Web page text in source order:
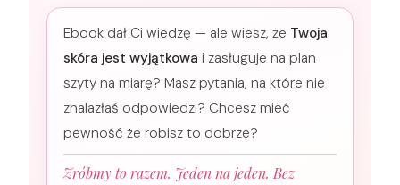
Ebook dał Ci wiedzę — ale wiesz, że Twoja
skóra jest wyjątkowa i zasługuje na plan
szyty na miarę? Masz pytania, na które nie
znalazłaś odpowiedzi? Chcesz mieć
pewność że robisz to dobrze?
Zróbmy to razem. Jeden na jeden. Bez